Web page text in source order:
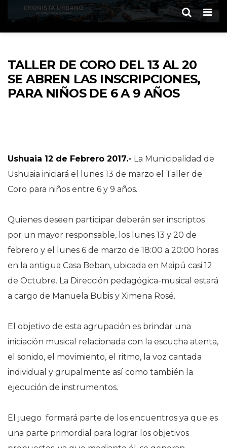
TALLER DE CORO DEL 13 AL 20
SE ABREN LAS INSCRIPCIONES,
PARA NIÑOS DE 6 A 9 AÑOS
Ushuaia 12 de Febrero 2017.- La Municipalidad de
Ushuaia iniciará el lunes 13 de marzo el Taller de
Coro para niños entre 6 y 9 años.
Quienes deseen participar deberán ser inscriptos
por un mayor responsable, los lunes 13 y 20 de
febrero y el lunes 6 de marzo de 18:00 a 20:00 horas
en la antigua Casa Beban, ubicada en Maipú casi 12
de Octubre. La Dirección pedagógica-musical estará
a cargo de Manuela Bubis y Ximena Rosé.
El objetivo de esta agrupación es brindar una
iniciación musical relacionada con la escucha atenta,
el sonido, el movimiento, el ritmo, la voz cantada
individual y grupalmente así como también la
ejecución de instrumentos.
El juego formará parte de los encuentros ya que es
una parte primordial para lograr los objetivos